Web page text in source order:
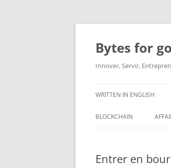
Aller
Bytes for
Innover, Servir,
WRITTEN IN ENGLISH
BLOCKCHAIN
Entrer en